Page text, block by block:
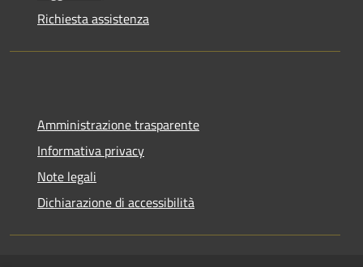
Richiesta assistenza
Amministrazione trasparente
Informativa privacy
Note legali
Dichiarazione di accessibilità